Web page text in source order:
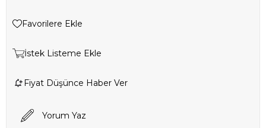
Favorilere Ekle
İstek Listeme Ekle
Fiyat Düşünce Haber Ver
Yorum Yaz